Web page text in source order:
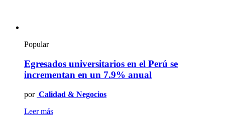
Popular
Egresados universitarios en el Perú se
incrementan en un 7.9% anual
por Calidad & Negocios
Leer más